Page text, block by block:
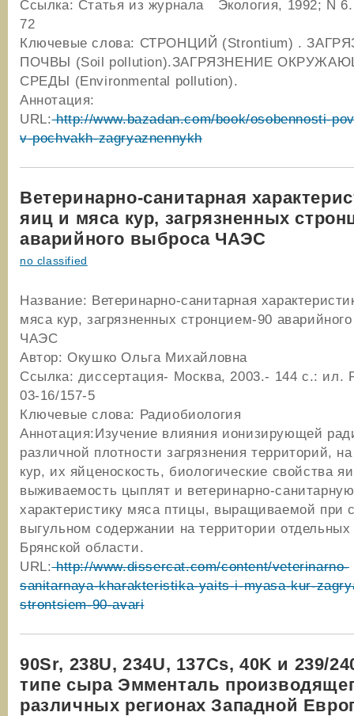
Ссылка: Статья из журнала Экология, 1992; N
72
Ключевые слова: СТРОНЦИЙ (Strontium) .
ПОЧВЫ (Soil pollution).ЗАГРЯЗНЕНИЕ
СРЕДЫ (Environmental pollution).
Аннотация:
URL:http://www.bazadan.com/book/osobennosti-
v-pochvakh-zagryaznennykh
Ветеринарно-санитарная
яиц и мяса кур, загрязненных
аварийного выброса ЧАЭС
no classified
Название: Ветеринарно-санитарная
мяса кур, загрязненных стронцием-90
ЧАЭС
Автор: Окушко Ольга Михайловна
Ссылка: диссертация- Москва, 2003.- 144 с.: ил.
03-16/157-5
Ключевые слова: Радиобиология
Аннотация:Изучение влияния ионизирующей
различной плотности загрязнения территорий,
кур, их яйценоскость, биологические свойства
выживаемость цыплят и ветеринарно-санитарную
характеристику мяса птицы, выращиваемой при
выгульном содержании на территории отдельных
Брянской области.
URL:http://www.dissercat.com/content/veterinarno-
sanitarnaya-kharakteristika-yaits-i-myasa-kur-
strontsiem-90-avari
90Sr, 238U, 234U, 137Cs, 40K и 239/
типе сыра Эмменталь
различных регионах Западной